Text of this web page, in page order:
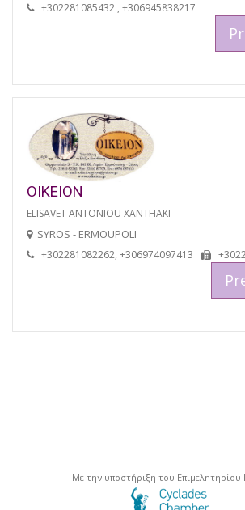
+302281085432 , +306945838217
OIKEION
ELISAVET ANTONIOU XANTHAKI
SYROS - ERMOUPOLI
+302281082262, +306974097413
Με την υποστήριξη του